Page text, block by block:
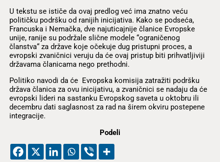
U tekstu se ističe da ovaj predlog već ima znatno veću
političku podršku od ranijih inicijativa. Kako se podseća,
Francuska i Nemačka, dve najuticajnije članice Evropske
unije, ranije su podržale slične modele “ograničenog
članstva“ za države koje očekuje dug pristupni proces, a
evropski zvaničnici veruju da će ovaj pristup biti prihvatljiviji
državama članicama nego prethodni.
Politiko navodi da će Evropska komisija zatražiti podršku
država članica za ovu inicijativu, a zvaničnici se nadaju da će
evropski lideri na sastanku Evropskog saveta u oktobru ili
decembru dati saglasnost za rad na širem okviru postepene
integracije.
Podeli